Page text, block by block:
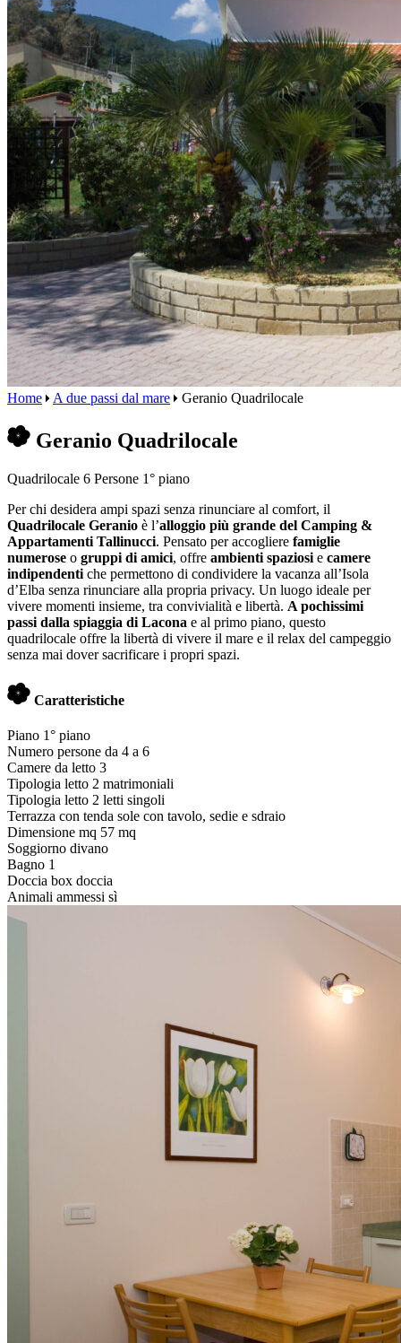
Home A due passi dal mare Geranio Quadrilocale
Geranio Quadrilocale
Quadrilocale 6 Persone 1° piano
Per chi desidera ampi spazi senza rinunciare al comfort, il
Quadrilocale Geranio è l’alloggio più grande del Camping &
Appartamenti Tallinucci. Pensato per accogliere famiglie
numerose o gruppi di amici, offre ambienti spaziosi e camere
indipendenti che permettono di condividere la vacanza all’Isola
d’Elba senza rinunciare alla propria privacy. Un luogo ideale per
vivere momenti insieme, tra convivialità e libertà. A pochissimi
passi dalla spiaggia di Lacona e al primo piano, questo
quadrilocale offre la libertà di vivere il mare e il relax del campeggio
senza mai dover sacrificare i propri spazi.
Caratteristiche
Piano 1° piano
Numero persone da 4 a 6
Camere da letto 3
Tipologia letto 2 matrimoniali
Tipologia letto 2 letti singoli
Terrazza con tenda sole con tavolo, sedie e sdraio
Dimensione mq 57 mq
Soggiorno divano
Bagno 1
Doccia box doccia
Animali ammessi sì